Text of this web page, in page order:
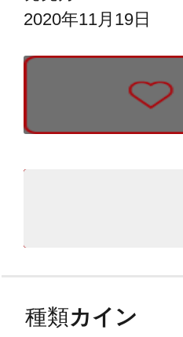
2020年11月19日
種類カイン